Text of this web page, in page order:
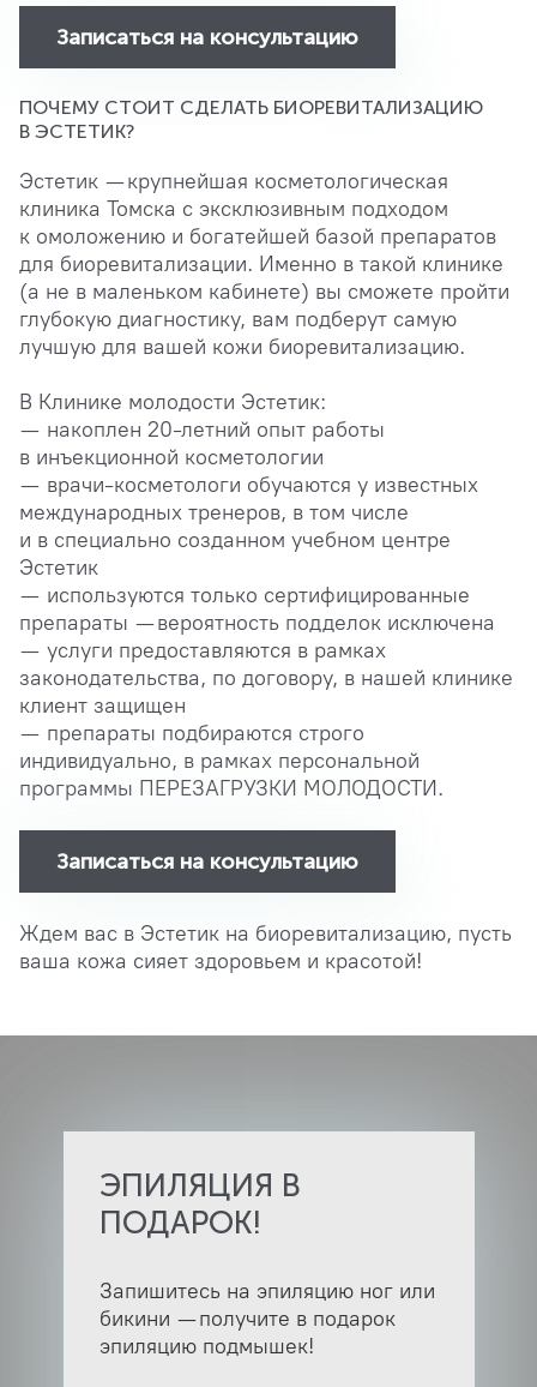
Записаться на консультацию
ПОЧЕМУ СТОИТ СДЕЛАТЬ БИОРЕВИТАЛИЗАЦИЮ
В ЭСТЕТИК?
Эстетик — крупнейшая косметологическая
клиника Томска с эксклюзивным подходом
к омоложению и богатейшей базой препаратов
для биоревитализации. Именно в такой клинике
(а не в маленьком кабинете) вы сможете пройти
глубокую диагностику, вам подберут самую
лучшую для вашей кожи биоревитализацию.
В Клинике молодости Эстетик:
— накоплен 20-летний опыт работы
в инъекционной косметологии
— врачи-косметологи обучаются у известных
международных тренеров, в том числе
и в специально созданном учебном центре
Эстетик
— используются только сертифицированные
препараты — вероятность подделок исключена
— услуги предоставляются в рамках
законодательства, по договору, в нашей клинике
клиент защищен
— препараты подбираются строго
индивидуально, в рамках персональной
программы ПЕРЕЗАГРУЗКИ МОЛОДОСТИ.
Записаться на консультацию
Ждем вас в Эстетик на биоревитализацию, пусть
ваша кожа сияет здоровьем и красотой!
ЭПИЛЯЦИЯ В
ПОДАРОК!
Запишитесь на эпиляцию ног или
бикини — получите в подарок
эпиляцию подмышек!